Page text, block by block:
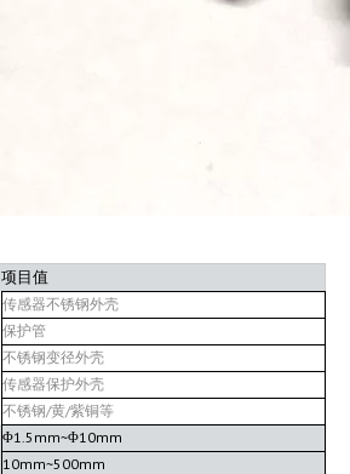
项目值
传感器不锈钢外壳
保护管
不锈钢变径外壳
传感器保护外壳
不锈钢/黄/紫铜等
Φ1.5mm~Φ10mm
10mm~500mm